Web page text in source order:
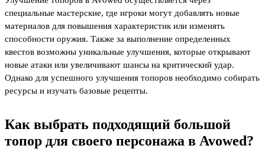
специальные мастерские, где игроки могут добавлять новые
материалов для повышения характеристик или изменять
способности оружия. Также за выполнение определенных
квестов возможны уникальные улучшения, которые открывают
новые атаки или увеличивают шансы на критический удар.
Однако для успешного улучшения топоров необходимо собирать
ресурсы и изучать базовые рецепты.
Как выбрать подходящий большой
топор для своего персонажа в Avowed?